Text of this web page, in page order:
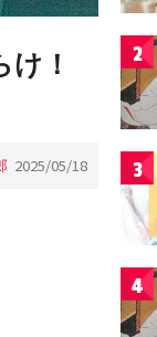
！
2025/05/18
2
3
4